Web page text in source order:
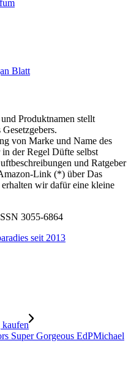
Blatt
Produktnamen stellt
von Marke und Name des
der Regel Düfte selbst
und Ratgeber
Link (*) über Das
wir dafür eine kleine
3055-6864
seit 2013
Michael